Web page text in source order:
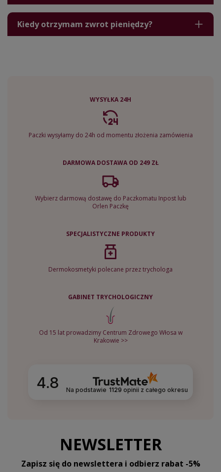
Kiedy otrzymam zwrot pieniędzy?
WYSYŁKA 24H
Paczki wysyłamy do 24h od momentu złożenia zamówienia
DARMOWA DOSTAWA OD 249 ZŁ
Wybierz darmową dostawę do Paczkomatu Inpost lub
Orlen Paczkę
SPECJALISTYCZNE PRODUKTY
Dermokosmetyki polecane przez trychologa
GABINET TRYCHOLOGICZNY
Od 15 lat prowadzimy Centrum Zdrowego Włosa w
Krakowie >>
4.8 Na podstawie 1129 opinii z całego okresu
NEWSLETTER
Zapisz się do newslettera i odbierz rabat -5%